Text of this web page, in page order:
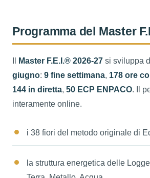
Programma del Master
Master F.E.I.® 2026-27 si sviluppa
giugno: 9 fine settimana, 178 ore
144 in diretta, 50 ECP ENPACO. Il
interamente online.
i 38 fiori del metodo originale di
la struttura energetica delle